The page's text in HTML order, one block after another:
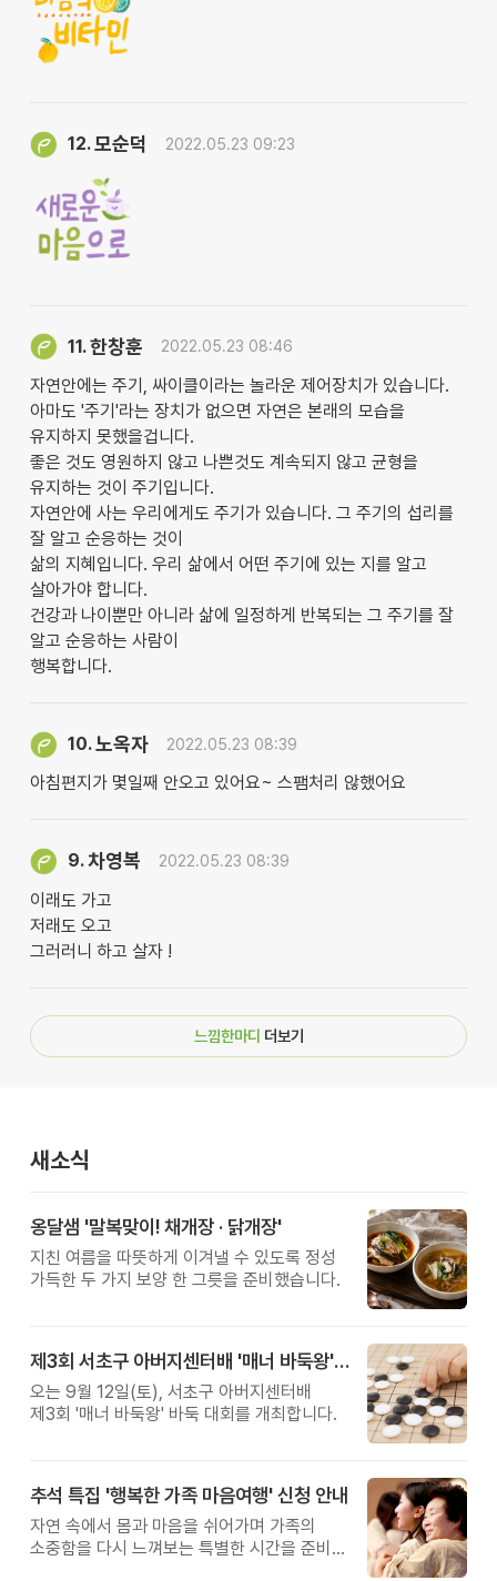
12.모순덕 2022.05.23 09:23
11.한창훈 2022.05.23 08:46
자연안에는 주기, 싸이클이라는 놀라운 제어장치가 있습니다.
아마도 '주기'라는 장치가 없으면 자연은 본래의 모습을
유지하지 못했을겁니다.
좋은 것도 영원하지 않고 나쁜것도 계속되지 않고 균형을
유지하는 것이 주기입니다.
자연안에 사는 우리에게도 주기가 있습니다. 그 주기의 섭리를
잘 알고 순응하는 것이
삶의 지혜입니다. 우리 삶에서 어떤 주기에 있는 지를 알고
살아가야 합니다.
건강과 나이뿐만 아니라 삶에 일정하게 반복되는 그 주기를 잘
알고 순응하는 사람이
행복합니다.
10.노옥자 2022.05.23 08:39
아침편지가 몇일째 안오고 있어요~ 스팸처리 않했어요
9.차영복 2022.05.23 08:39
이래도 가고
저래도 오고
그러러니 하고 살자 !
느낌한마디 더보기
새소식
옹달샘 '말복맞이! 채개장 · 닭개장'
지친 여름을 따뜻하게 이겨낼 수 있도록 정성
가득한 두 가지 보양 한 그릇을 준비했습니다.
제3회 서초구 아버지센터배 '매너 바둑왕' 대회
오는 9월 12일(토), 서초구 아버지센터배
제3회 '매너 바둑왕' 바둑 대회를 개최합니다.
추석 특집 '행복한 가족 마음여행' 신청 안내
자연 속에서 몸과 마음을 쉬어가며 가족의
소중함을 다시 느껴보는 특별한 시간을 준비해